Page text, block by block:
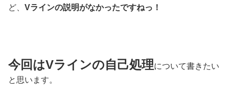
ど、 Vラインの説明がなかったですねっ！
今回はVラインの自己処理について書きたい
と思います。